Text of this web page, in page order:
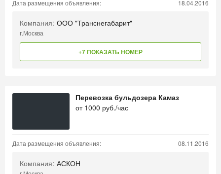
Дата размещения объявления: 18.04.2016
Компания: ООО "Транснегабарит"
г.Москва
+7 ПОКАЗАТЬ НОМЕР
Перевозка бульдозера Камаз
от 1000 руб./час
Дата размещения объявления: 08.11.2016
Компания: АСКОН